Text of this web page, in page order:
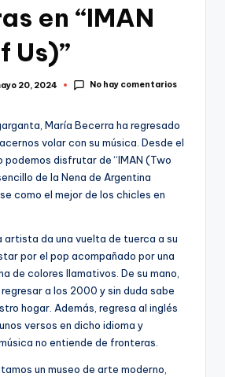
en “IMAN
Us)”
20, 2024 No hay comentarios
María Becerra ha regresado
volar con su música. Desde el
podemos disfrutar de “IMAN (Two
de la Nena de Argentina
como el mejor de los chicles en
artista da una vuelta de tuerca a su
por el pop acompañado por una
de colores llamativos. De su mano,
a los 2000 y sin duda sabe
hogar. Además, regresa al inglés
versos en dicho idioma y
no entiende de fronteras.
un museo de arte moderno,